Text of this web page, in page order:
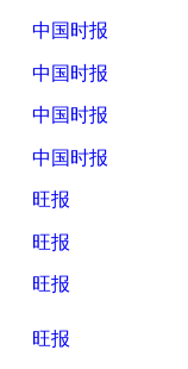
中国时报
中国时报
中国时报
中国时报
旺报
旺报
旺报
旺报